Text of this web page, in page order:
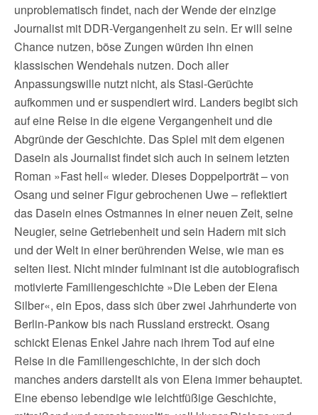
unproblematisch findet, nach der Wende der einzige
Journalist mit DDR-Vergangenheit zu sein. Er will seine
Chance nutzen, böse Zungen würden ihn einen
klassischen Wendehals nutzen. Doch aller
Anpassungswille nutzt nicht, als Stasi-Gerüchte
aufkommen und er suspendiert wird. Landers begibt sich
auf eine Reise in die eigene Vergangenheit und die
Abgründe der Geschichte. Das Spiel mit dem eigenen
Dasein als Journalist findet sich auch in seinem letzten
Roman »Fast hell« wieder. Dieses Doppelporträt – von
Osang und seiner Figur gebrochenen Uwe – reflektiert
das Dasein eines Ostmannes in einer neuen Zeit, seine
Neugier, seine Getriebenheit und sein Hadern mit sich
und der Welt in einer berührenden Weise, wie man es
selten liest. Nicht minder fulminant ist die autobiografisch
motivierte Familiengeschichte »Die Leben der Elena
Silber«, ein Epos, dass sich über zwei Jahrhunderte von
Berlin-Pankow bis nach Russland erstreckt. Osang
schickt Elenas Enkel Jahre nach ihrem Tod auf eine
Reise in die Familiengeschichte, in der sich doch
manches anders darstellt als von Elena immer behauptet.
Eine ebenso lebendige wie leichtfüßige Geschichte,